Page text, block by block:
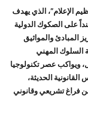
الإعلام”، الذي يهدف
على الصكوك الدولية
المبادئ والمواثيق
السلوك المهني
ويواكب عصر تكنولوجيا
الحديثة،
من فراغ تشريعي وقانوني